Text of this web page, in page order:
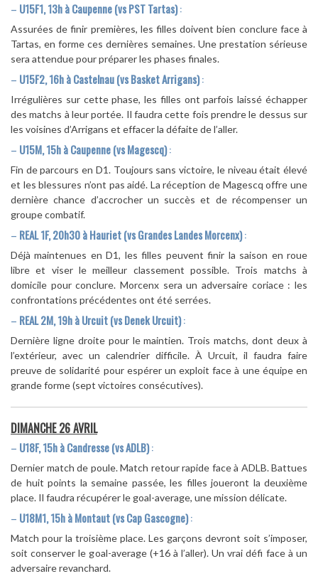
– U15F1, 13h à Caupenne (vs PST Tartas):
Assurées de finir premières, les filles doivent bien conclure face à
Tartas, en forme ces dernières semaines. Une prestation sérieuse
sera attendue pour préparer les phases finales.
– U15F2, 16h à Castelnau (vs Basket Arrigans):
Irrégulières sur cette phase, les filles ont parfois laissé échapper
des matchs à leur portée. Il faudra cette fois prendre le dessus sur
les voisines d’Arrigans et effacer la défaite de l’aller.
– U15M, 15h à Caupenne (vs Magescq):
Fin de parcours en D1. Toujours sans victoire, le niveau était élevé
et les blessures n’ont pas aidé. La réception de Magescq offre une
dernière chance d’accrocher un succès et de récompenser un
groupe combatif.
– REAL 1F, 20h30 à Hauriet (vs Grandes Landes Morcenx):
Déjà maintenues en D1, les filles peuvent finir la saison en roue
libre et viser le meilleur classement possible. Trois matchs à
domicile pour conclure. Morcenx sera un adversaire coriace : les
confrontations précédentes ont été serrées.
– REAL 2M, 19h à Urcuit (vs Denek Urcuit):
Dernière ligne droite pour le maintien. Trois matchs, dont deux à
l’extérieur, avec un calendrier difficile. À Urcuit, il faudra faire
preuve de solidarité pour espérer un exploit face à une équipe en
grande forme (sept victoires consécutives).
DIMANCHE 26 AVRIL
– U18F, 15h à Candresse (vs ADLB):
Dernier match de poule. Match retour rapide face à ADLB. Battues
de huit points la semaine passée, les filles joueront la deuxième
place. Il faudra récupérer le goal-average, une mission délicate.
– U18M1, 15h à Montaut (vs Cap Gascogne):
Match pour la troisième place. Les garçons devront soit s’imposer,
soit conserver le goal-average (+16 à l’aller). Un vrai défi face à un
adversaire revanchard.